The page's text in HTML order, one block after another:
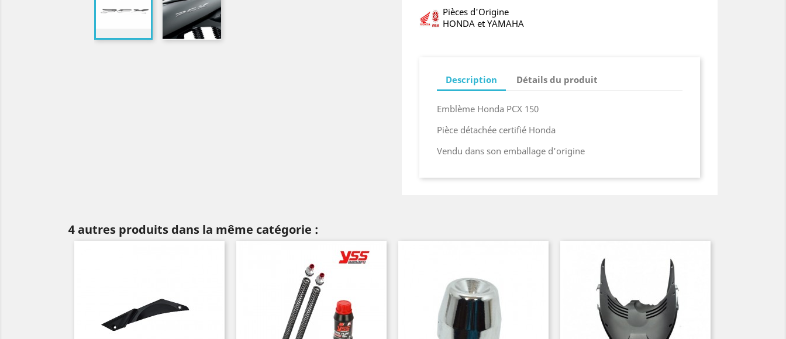
Pièces d'Origine
HONDA et YAMAHA
Description Détails du produit
Emblème Honda PCX 150
Pièce détachée certifié Honda
Vendu dans son emballage d'origine
4 autres produits dans la même catégorie :